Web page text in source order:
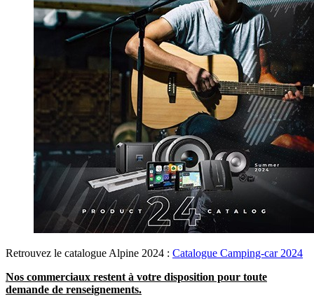
Retrouvez le catalogue Alpine 2024 : Catalogue Camping-car 2024
Nos commerciaux restent à votre disposition pour toute
demande de renseignements.